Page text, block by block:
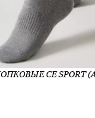
CE SPORT